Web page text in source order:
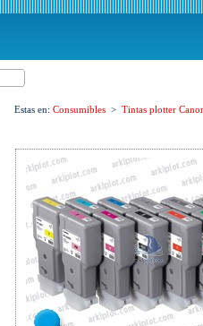
Estas en: Consumibles > Tintas plotter